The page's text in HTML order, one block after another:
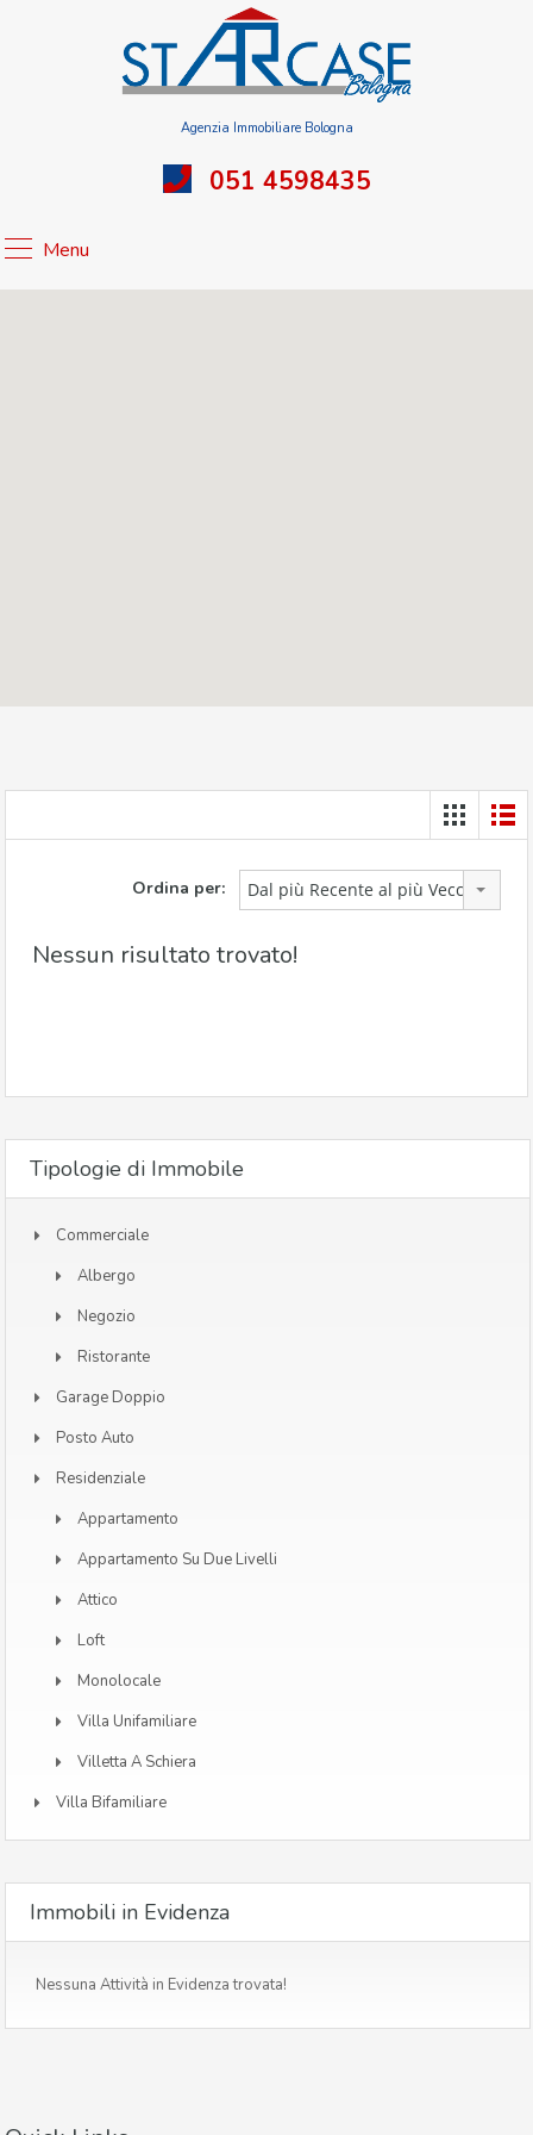
Agenzia Immobiliare Bologna
051 4598435
Menu
Ordina per: Dal più Recente al più Vecchio
Nessun risultato trovato!
Tipologie di Immobile
Commerciale
Albergo
Negozio
Ristorante
Garage Doppio
Posto Auto
Residenziale
Appartamento
Appartamento Su Due Livelli
Attico
Loft
Monolocale
Villa Unifamiliare
Villetta A Schiera
Villa Bifamiliare
Immobili in Evidenza
Nessuna Attività in Evidenza trovata!